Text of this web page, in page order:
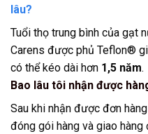
lâu?
Tuổi thọ trung bình của gạt
Carens được phủ Teflon®
có thể kéo dài hơn 1,5 năm.
Bao lâu tôi nhận được
Sau khi nhận được đơn
đóng gói hàng và giao hàng